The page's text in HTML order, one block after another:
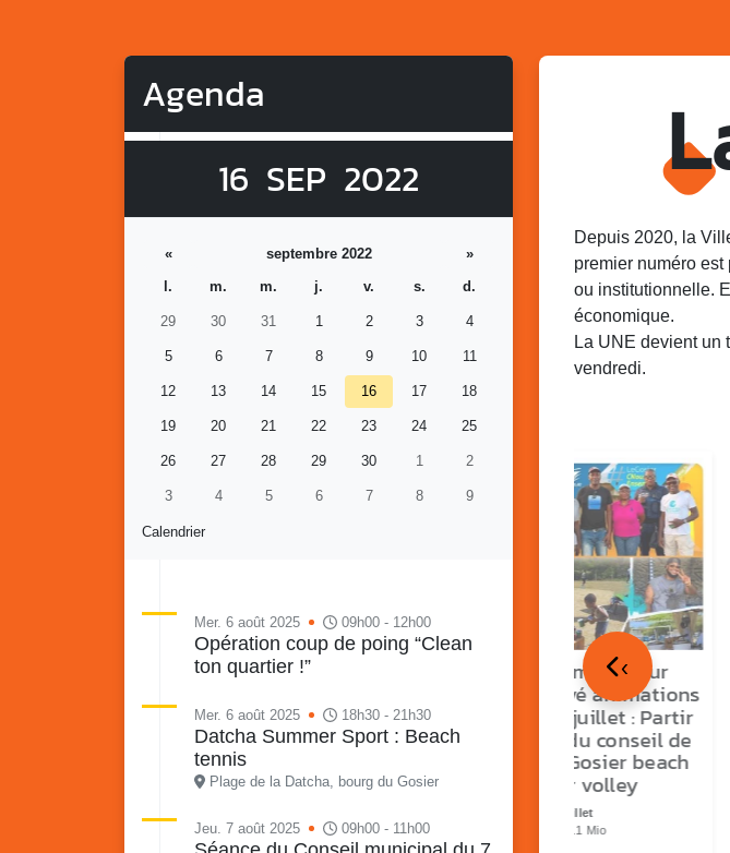
Agenda
16 SEP 2022
Calendrier
« septembre 2022
»
l.
m. m. j. v. s. d.
29 30 31 1 2 3 4
5 6 7 8 9 10 11
12 13 14 15 16 17 18
19 20 21 22 23 24 25
26 27 28 29 30 1 2
3 4 5 6 7 8 9
Mer. 6 août 2025 09h00 - 12h00
Opération coup de poing “Clean
ton quartier !”
Mer. 6 août 2025 18h30 - 21h30
Datcha Summer Sport : Beach
tennis
Plage de la Datcha, bourg du Gosier
Jeu. 7 août 2025 09h00 - 11h00
Depuis 2020, la
premier numéro
ou institutionnelle.
économique.
La UNE devient un
vendredi.
Vakans o Gozyé : Gosier
Lanta
PDF - 1.6 Mio
Retour en images sur
Vakans O Gozyé animations
du samedi 18 juillet : Partir
en livre, fête du conseil de
quartier n°3, Gosier beach
summer volley
23 juillet
PDF - 5.1 Mio
‹